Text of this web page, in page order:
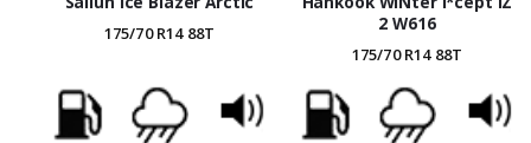
175/70 R14 88T
2 W616
175/70 R14 88T